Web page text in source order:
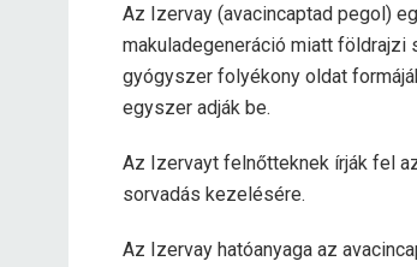
Az Izervay (avacincaptad pegol)
makuladegeneráció miatt
gyógyszer folyékony oldat
egyszer adják be.
Az Izervayt felnőtteknek írják fel
sorvadás kezelésére.
Az Izervay hatóanyaga az